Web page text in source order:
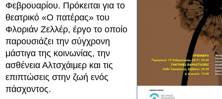
Φεβρουαρίου. Πρόκειται για το
θεατρικό «Ο πατέρας» του
Φλοριάν Ζελλέρ, έργο το οποίο
παρουσιάζει την σύγχρονη
μάστιγα της κοινωνίας, την
ασθένεια Αλτσχάιμερ και τις
επιπτώσεις στην ζωή ενός
πάσχοντος.